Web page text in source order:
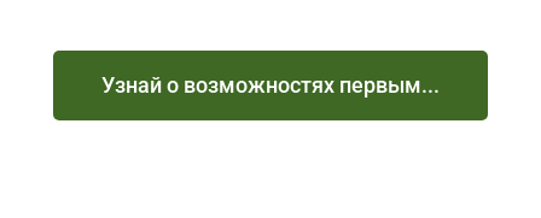
Узнай о возможностях первым...